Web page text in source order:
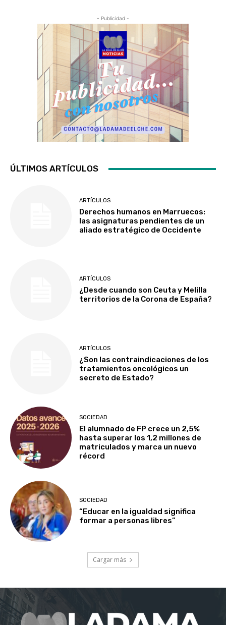
- Publicidad -
ÚLTIMOS ARTÍCULOS
ARTÍCULOS
Derechos humanos en Marruecos:
las asignaturas pendientes de un
aliado estratégico de Occidente
ARTÍCULOS
¿Desde cuando son Ceuta y Melilla
territorios de la Corona de España?
ARTÍCULOS
¿Son las contraindicaciones de los
tratamientos oncológicos un
secreto de Estado?
SOCIEDAD
El alumnado de FP crece un 2,5%
hasta superar los 1,2 millones de
matriculados y marca un nuevo
récord
SOCIEDAD
“Educar en la igualdad significa
formar a personas libres”
Cargar más